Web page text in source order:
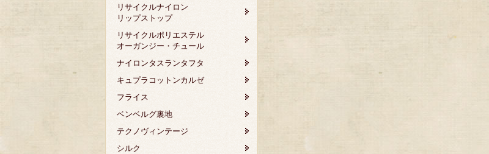
リサイクルナイロン
リップストップ
リサイクルポリエステル
オーガンジー・チュール
ナイロンタスランタフタ
キュプラコットンカルゼ
フライス
ベンベルグ裏地
テクノヴィンテージ
シルク